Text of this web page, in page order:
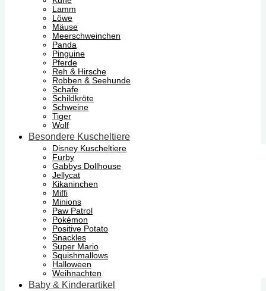
Lamm
Löwe
Mäuse
Meerschweinchen
Panda
Pinguine
Pferde
Reh & Hirsche
Robben & Seehunde
Schafe
Schildkröte
Schweine
Tiger
Wolf
Besondere Kuscheltiere
Disney Kuscheltiere
Furby
Gabbys Dollhouse
Jellycat
Kikaninchen
Miffi
Minions
Paw Patrol
Pokémon
Positive Potato
Snackles
Super Mario
Squishmallows
Halloween
Weihnachten
Baby & Kinderartikel